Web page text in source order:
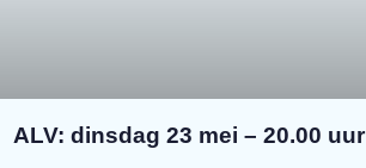
ALV: dinsdag 23 mei – 20.00 uur